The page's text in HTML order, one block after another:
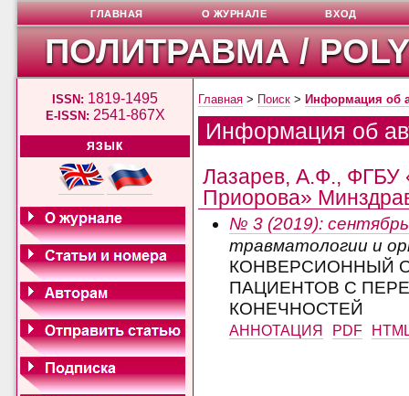
ПОЛИТРАВМА /
ISSN: 1819-1495
E-ISSN: 2541-867X
ЯЗЫК
ГЛАВНАЯ О ЖУРНАЛЕ ВХОД
Главная > Поиск > Информация об
Информация об
Лазарев, А.Ф.,
Приорова»
№ 3 (2019): сентябрь
травматологии и
КОНВЕРСИОННЫЙ
ПАЦИЕНТОВ С
КОНЕЧНОСТЕЙ
АННОТАЦИЯ PDF